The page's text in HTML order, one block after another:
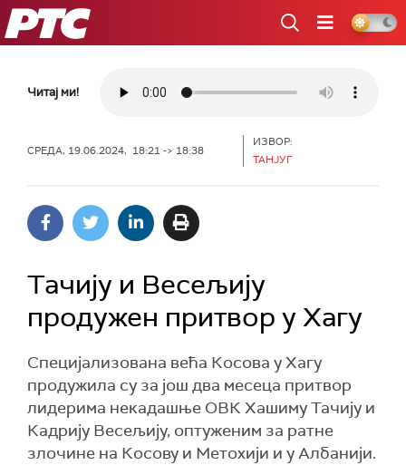
РТС
Читај ми!
СРЕДА, 19.06.2024, 18:21 -> 18:38
ИЗВОР:
ТАНЈУГ
Тачију и Весељију
продужен притвор у Хагу
Специјализована већа Косова у Хагу
продужила су за још два месеца притвор
лидерима некадашње ОВК Хашиму Тачију и
Кадрију Весељију, оптуженим за ратне
злочине на Косову и Метохији и у Албанији.